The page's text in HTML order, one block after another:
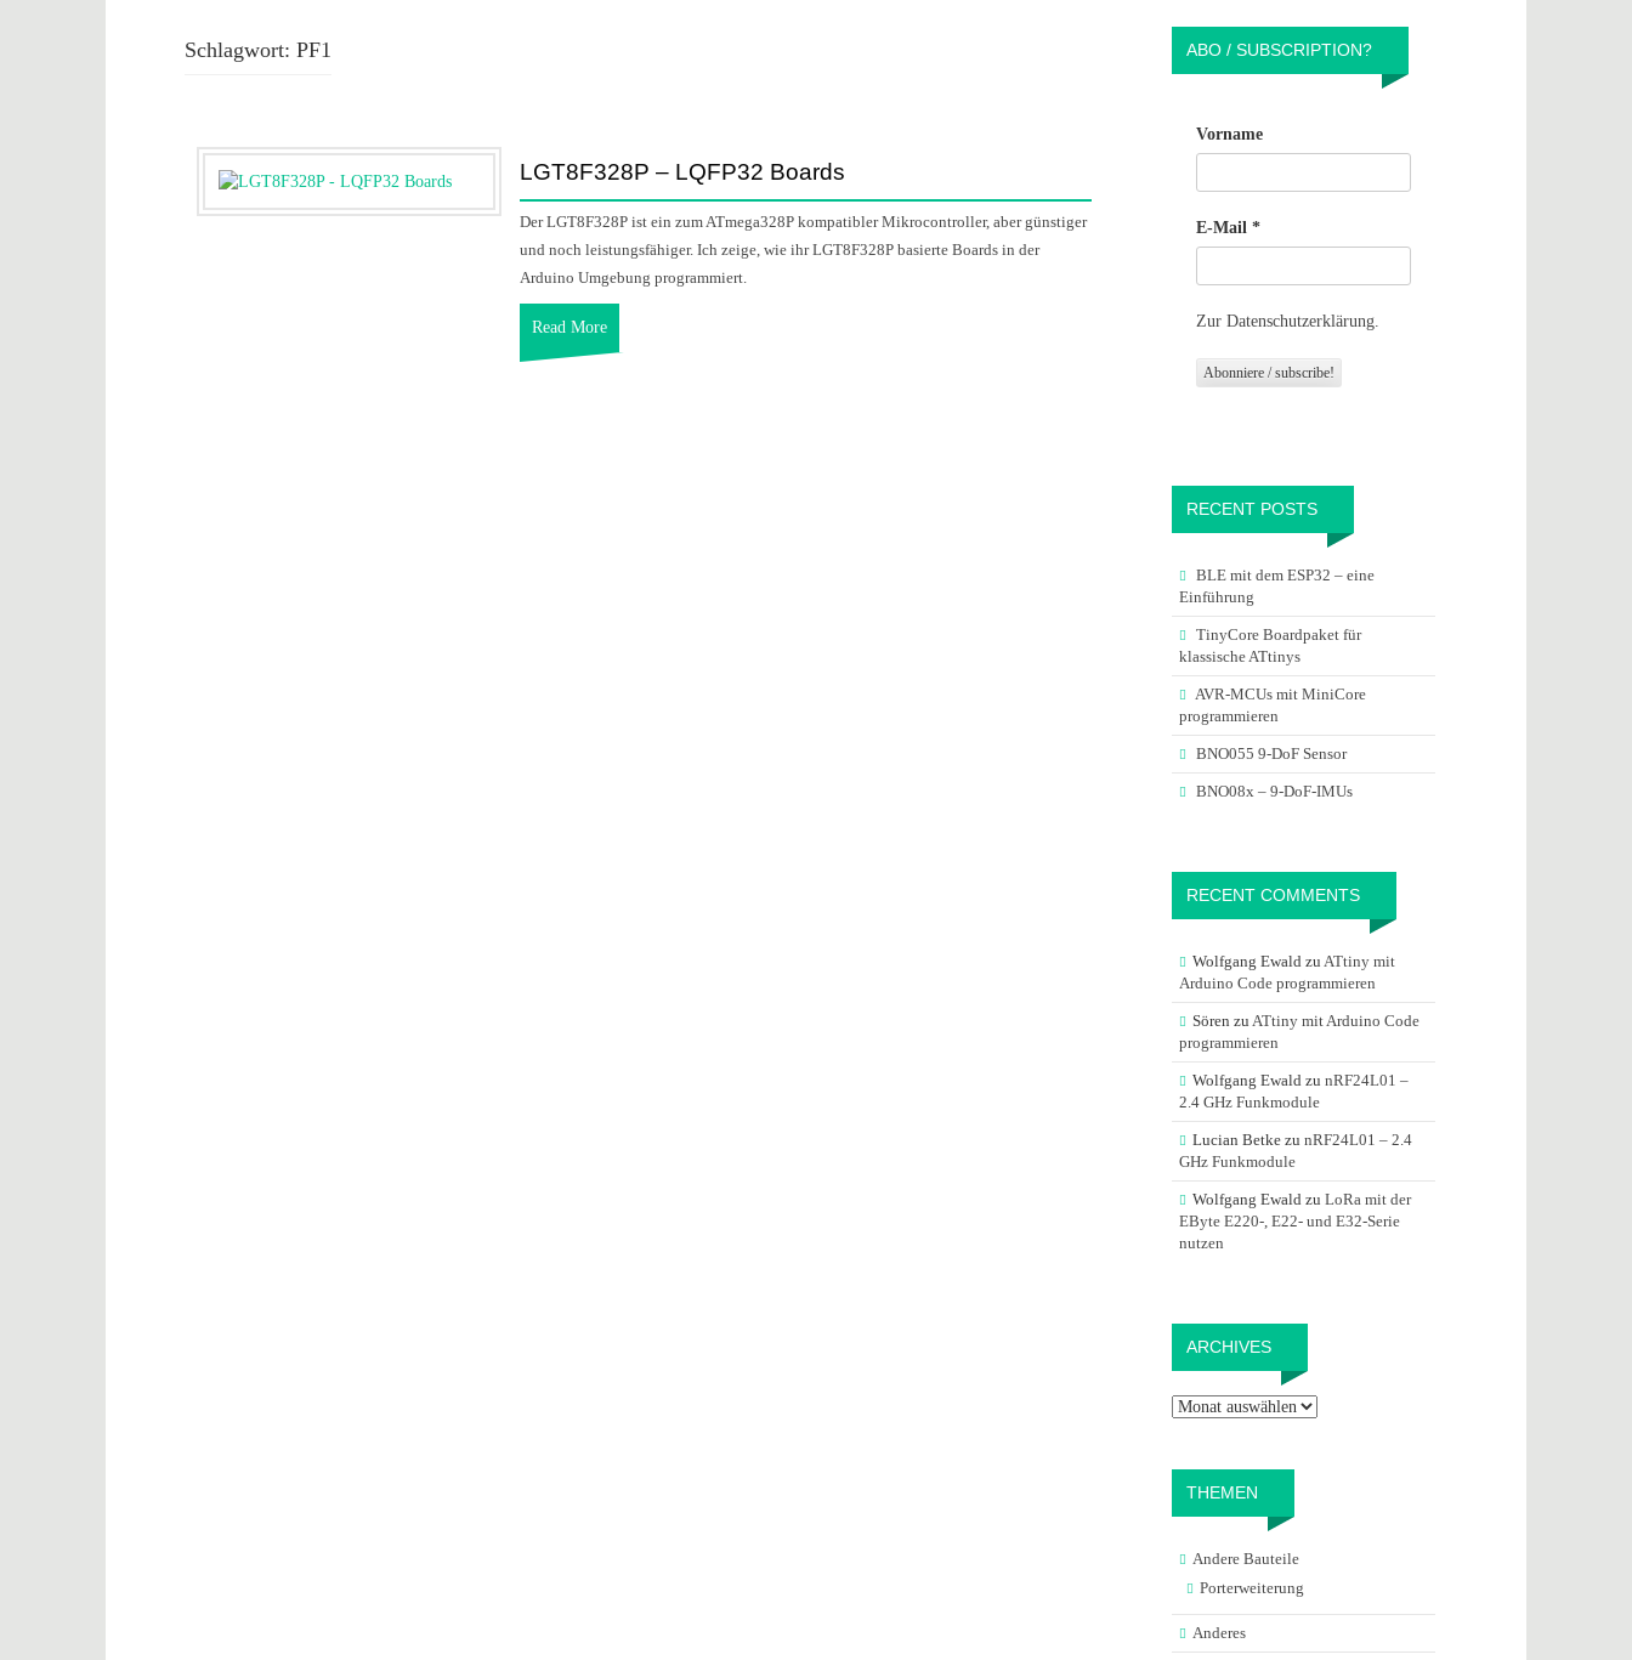
Schlagwort: PF1
LGT8F328P – LQFP32 Boards
Der LGT8F328P ist ein zum ATmega328P kompatibler Mikrocontroller, aber günstiger
und noch leistungsfähiger. Ich zeige, wie ihr LGT8F328P basierte Boards in der
Arduino Umgebung programmiert.
Read More
ABO / SUBSCRIPTION?
Vorname
E-Mail *
Zur Datenschutzerklärung.
RECENT POSTS
BLE mit dem ESP32 – eine
Einführung
TinyCore Boardpaket für
klassische ATtinys
AVR-MCUs mit MiniCore
programmieren
BNO055 9-DoF Sensor
BNO08x – 9-DoF-IMUs
RECENT COMMENTS
Wolfgang Ewaldzu ATtiny mit
Arduino Code programmieren
Sören zu ATtiny mit Arduino Code
programmieren
Wolfgang Ewaldzu nRF24L01 –
2.4 GHz Funkmodule
Lucian Betkezu nRF24L01 – 2.4
GHz Funkmodule
Wolfgang Ewaldzu LoRa mit der
EByte E220-, E22- und E32-Serie
nutzen
ARCHIVES
THEMEN
Andere Bauteile
Porterweiterung
Anderes